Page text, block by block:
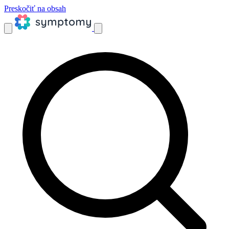
Preskočiť na obsah